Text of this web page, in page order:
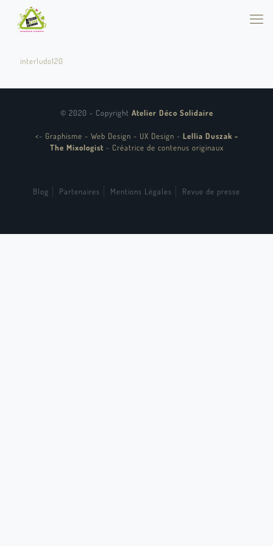
interludo120
© 2020 - Copyright Atelier Déco Solidaire
<- Graphisme - Web Design - UX Design - Lellia Duszak -
The Mixologist - Créatrice de contenus originaux
Blog Partenaires Mentions Légales Revue de presse